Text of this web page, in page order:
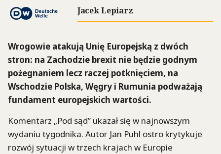
Jacek Lepiarz
Wrogowie atakują Unię Europejską z dwóch
stron: na Zachodzie brexit nie będzie godnym
pożegnaniem lecz raczej potknięciem, na
Wschodzie Polska, Węgry i Rumunia podważają
fundament europejskich wartości.
Komentarz „Pod sąd” ukazał się w najnowszym
wydaniu tygodnika. Autor Jan Puhl ostro krytykuje
rozwój sytuacji w trzech krajach w Europie